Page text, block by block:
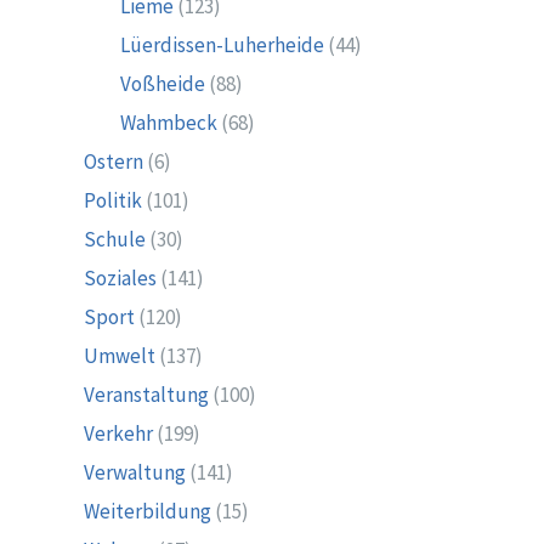
Lieme (123)
Lüerdissen-Luherheide (44)
Voßheide (88)
Wahmbeck(68)
Ostern(6)
Politik(101)
Schule (30)
Soziales (141)
Sport(120)
Umwelt(137)
Veranstaltung(100)
Verkehr(199)
Verwaltung(141)
Weiterbildung(15)